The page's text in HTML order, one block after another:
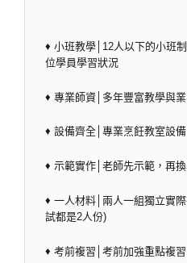
♦ 小班教學│12人以下的小班
位學員學習狀況
♦ 專業師資│多年豐富教學與
♦ 設備齊全│專業烹飪教室設
♦ 示範實作│老師先示範，再
♦ 一人材料│兩人一組獨立實
試都是2人份)
♦ 考前複習│考前加強重點複